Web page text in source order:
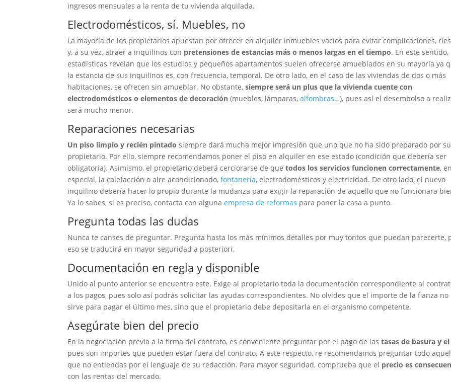
ingresos mensuales a la renta de tu vivienda alquilada.
Electrodomésticos, sí. Muebles, no
La mayoría de los propietarios apuestan por ofrecer en alquiler inmuebles vacíos para evitar complicaciones,
y, a su vez, atraer a inquilinos con pretensiones de estancias más o menos largas en el tiempo. En este sentido,
estadísticas revelan que los estudios y pequeños apartamentos suelen ofrecerse amueblados en su mayoría ya
la estancia de sus inquilinos es, con frecuencia, temporal. De otro lado, en el caso de las viviendas de dos o más
habitaciones, se ofrecen sin amueblar. No obstante,siempre será un plus que la vivienda cuente con
electrodomésticos o elementos de decoración(muebles, lámparas,alfombras…), pues así el desembolso a
será mucho menor.
Reparaciones necesarias
Un piso limpio y recién pintado siempre dará mucha mejor impresión que uno que no ha sido preparado por su
propietario. Por ello, siempre recomendamos poner el piso en alquiler en ese estado (condición que debería ser
obligatoria). Asimismo, el propietario deberá cerciorarse de quetodos los servicios funcionen correctamente, en
especial, la calefacción o aire acondicionado,fontanería, electrodomésticos y electricidad. De otro lado, el nuevo
inquilino debería hacer lo propio durante la mudanza para exigir la reparación de aquello que no funcionara
Ya lo sabes, si es preciso, contacta con algunaempresa de reformas para poner la casa a punto.
Pregunta todas las dudas
Nunca te canses de preguntar. Pregunta hasta los más mínimos detalles por muy tontos que puedan parecerte,
eso se traducirá en mayor seguridad a posteriori.
Documentación en regla y disponible
Unido al punto anterior se encuentra este. Exige al propietario toda la documentación correspondiente al
a los pagos, pues solo así podrás solicitar las ayudas correspondientes. No olvides que el importe de la fianza no
sirve para pagar el último mes, sino que el propietario debe depositarla en el organismo competente.
Asegúrate bien del precio
En la negociación previa a la firma del contrato, es conveniente preguntar por el pago de lastasas de basura y
pues son importes que pueden estar fuera del contrato. A este respecto, re recomendamos preguntar todo
que no entiendas por el lenguaje de su redacción. Para mayor seguridad, comprueba que el precio es
con las rentas del mercado.